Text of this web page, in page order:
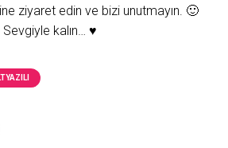
ziyaret edin ve bizi unutmayın. 🙂
Sevgiyle kalın… ♥